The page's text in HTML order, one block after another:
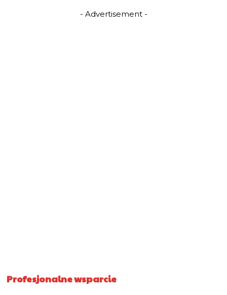
- Advertisement -
Profesjonalne wsparcie